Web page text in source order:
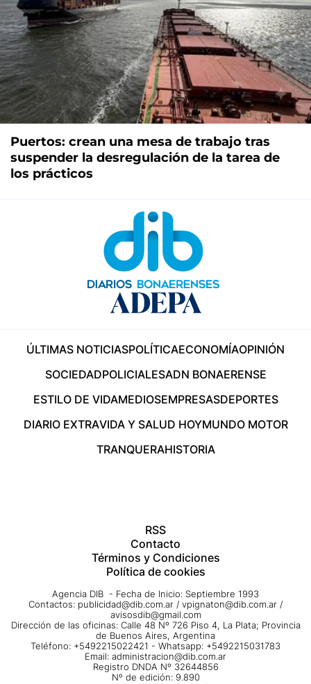
Puertos: crean una mesa de trabajo tras
suspender la desregulación de la tarea de
los prácticos
ÚLTIMAS NOTICIASPOLÍTICAECONOMÍAOPINIÓN
SOCIEDADPOLICIALESADN BONAERENSE
ESTILO DE VIDAMEDIOSEMPRESASDEPORTES
DIARIO EXTRAVIDA Y SALUD HOYMUNDO MOTOR
TRANQUERAHISTORIA
RSS
Contacto
Términos y Condiciones
Política de cookies
Agencia DIB - Fecha de Inicio: Septiembre 1993
Contactos: publicidad@dib.com.ar / vpignaton@dib.com.ar /
avisosdib@gmail.com
Dirección de las oficinas: Calle 48 Nº 726 Piso 4, La Plata; Provincia
de Buenos Aires, Argentina
Teléfono: +5492215022421 - Whatsapp: +5492215031783
Email: administracion@dib.com.ar
Registro DNDA Nº 32644856
Nº de edición: 9.890